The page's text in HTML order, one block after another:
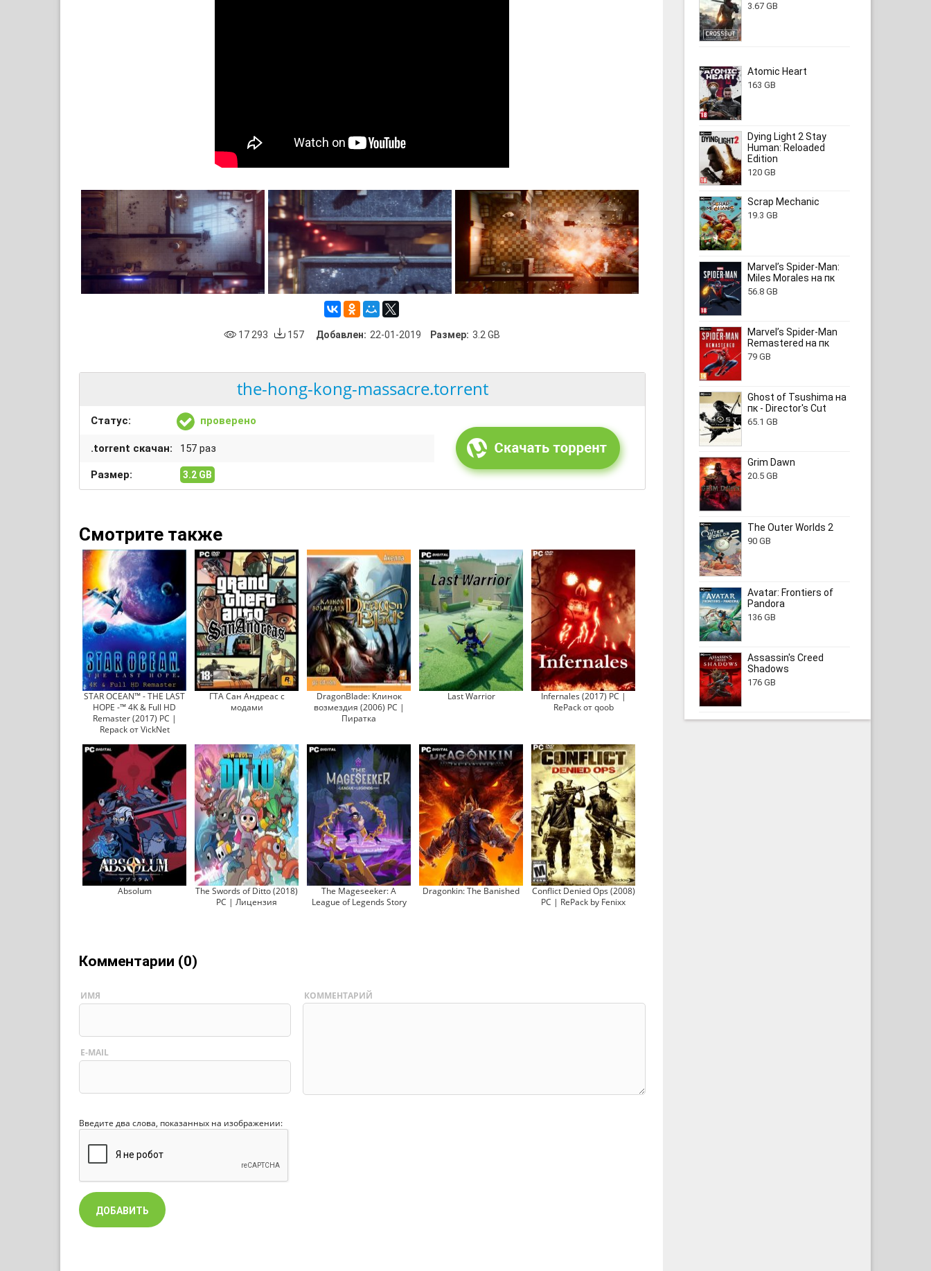
17 293 157 Добавлен: 22-01-2019 Размер: 3.2 GB
the-hong-kong-massacre.torrent
Статус: проверено
.torrent скачан: 157 раз
Размер: 3.2 GB
Смотрите также
STAR OCEAN™ - THE LAST
HOPE -™ 4K & Full HD
Remaster (2017) PC |
Repack от VickNet
ГТА Сан Андреас с
модами
DragonBlade: Клинок
возмездия (2006) PC |
Пиратка
Last Warrior
Infernales (2017) PC |
RePack от qoob
Absolum
The Swords of Ditto (2018)
PC | Лицензия
The Mageseeker: A
League of Legends Story
Dragonkin: The Banished
Conflict Denied Ops (2008)
PC | RePack by Fenixx
Комментарии (0)
ИМЯ
E-MAIL
КОММЕНТАРИЙ
Введите два слова, показанных на изображении:
3.67 GB
Atomic Heart
163 GB
Dying Light 2 Stay
Human: Reloaded
Edition
120 GB
Scrap Mechanic
19.3 GB
Marvel’s Spider-Man:
Miles Morales на пк
56.8 GB
Marvel’s Spider-Man
Remastered на пк
79 GB
Ghost of Tsushima на
пк - Director's Cut
65.1 GB
Grim Dawn
20.5 GB
The Outer Worlds 2
90 GB
Avatar: Frontiers of
Pandora
136 GB
Assassin's Creed
Shadows
176 GB